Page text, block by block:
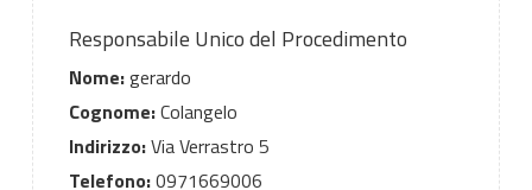
Responsabile Unico del Procedimento
Nome:gerardo
Cognome:Colangelo
Indirizzo:Via Verrastro 5
Telefono:0971669006